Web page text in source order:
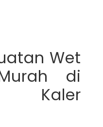
Wet
di
Kaler